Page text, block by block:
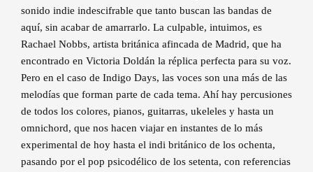
sonido indie indescifrable que tanto buscan las bandas de
aquí, sin acabar de amarrarlo. La culpable, intuimos, es
Rachael Nobbs, artista británica afincada de Madrid, que ha
encontrado en Victoria Doldán la réplica perfecta para su voz.
Pero en el caso de Indigo Days, las voces son una más de las
melodías que forman parte de cada tema. Ahí hay percusiones
de todos los colores, pianos, guitarras, ukeleles y hasta un
omnichord, que nos hacen viajar en instantes de lo más
experimental de hoy hasta el indi británico de los ochenta,
pasando por el pop psicodélico de los setenta, con referencias